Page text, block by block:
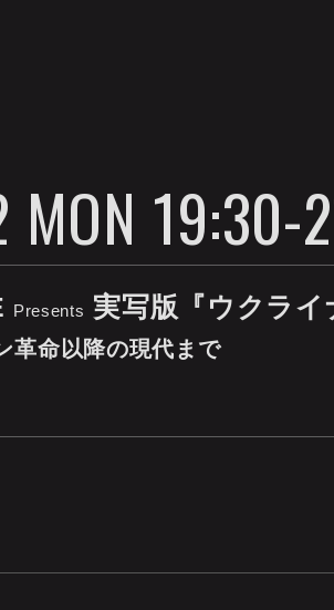
19:30-
Presents 実写版『ウクライ
革命以降の現代まで